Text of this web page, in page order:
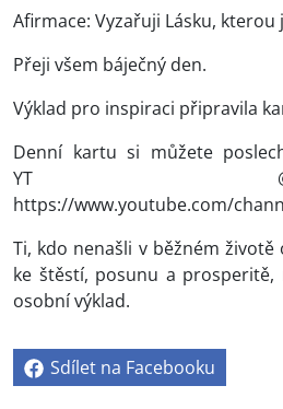
Afirmace: Vyzařuji Lásku, kterou
Přeji všem báječný den.
Výklad pro inspiraci připravila
Denní kartu si můžete
YT
https://www.youtube.com/
Ti, kdo nenašli v běžném
ke štěstí, posunu a prosperitě,
osobní výklad.
Sdílet na Facebooku